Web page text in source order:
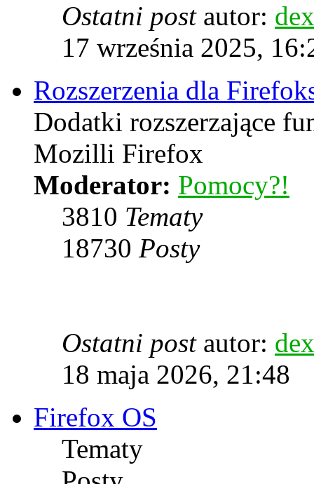
Ostatni postautor:
17 września 2025,
Rozszerzenia dla
Dodatki rozszerzające
Mozilli Firefox
Moderator: Pomocy?!
3810 Tematy
18730 Posty
Ostatni postautor:
18 maja 2026, 21:48
Firefox OS
Tematy